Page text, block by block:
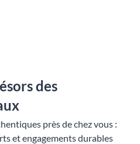
des
près de chez vous :
et engagements durables